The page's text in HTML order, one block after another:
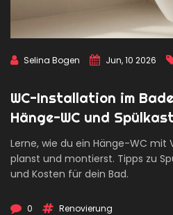
Selina Bogen Jun, 10 2026
WC-Installation im
Hänge-WC und
Lerne, wie du ein Hänge-WC
planst und montierst. Tipps zu
und Kosten für dein Bad.
0 Renovierung